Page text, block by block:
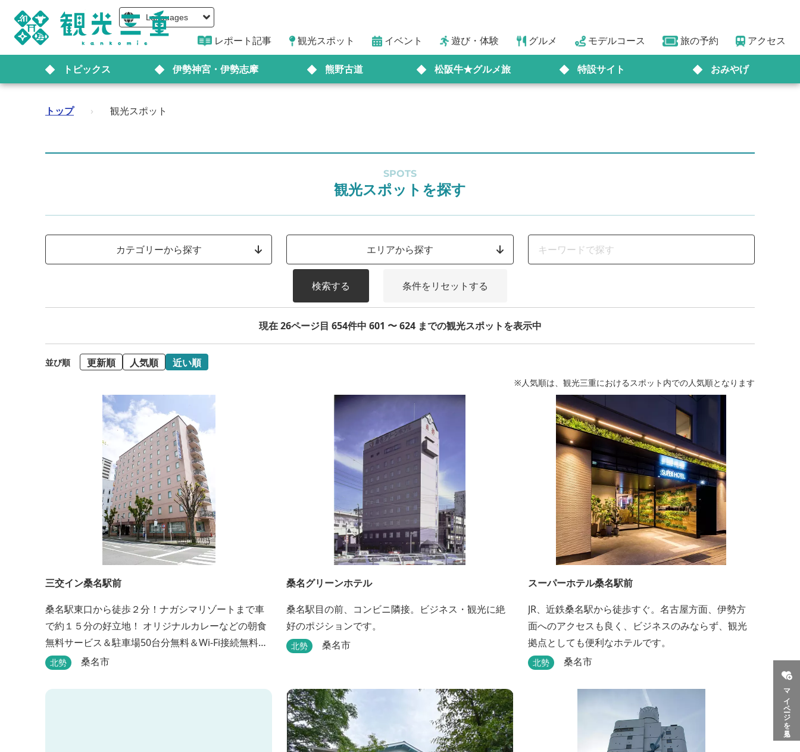
Languages
レポート記事 観光スポット イベント 遊び・体験 グルメ モデルコース 旅の予約 アクセス
トピックス 伊勢神宮・伊勢志摩 熊野古道 松阪牛★グルメ旅 特設サイト おみやげ
マイページを見る
トップ › 観光スポット
SPOTS
観光スポットを探す
カテゴリーから探す エリアから探す
検索する 条件をリセットする
現在 26ページ目 654件中 601 〜 624 までの観光スポットを表示中
並び順 更新順 人気順 近い順
※人気順は、観光三重におけるスポット内での人気順となります
三交イン桑名駅前
桑名駅東口から徒歩２分！ナガシマリゾートまで車
で約１５分の好立地！ オリジナルカレーなどの朝食
無料サービス＆駐車場50台分無料＆Wi-Fi接続無料♪
選べるアメニティＢＡＲとまくらＢＡＲで快適な滞
北勢 桑名市
桑名グリーンホテル
桑名駅目の前、コンビニ隣接。ビジネス・観光に絶
好のポジションです。
北勢 桑名市
スーパーホテル桑名駅前
JR、近鉄桑名駅から徒歩すぐ。名古屋方面、伊勢方
面へのアクセスも良く、ビジネスのみならず、観光
拠点としても便利なホテルです。
北勢 桑名市